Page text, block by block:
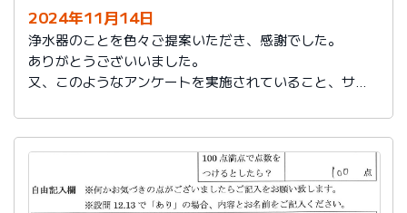
2024年11月14日
浄水器のことを色々ご提案いただき、感謝でした。
ありがとうございいました。
又、このようなアンケートを実施されていること、サポ